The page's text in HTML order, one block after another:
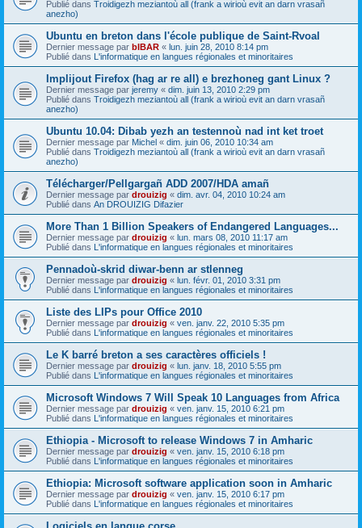
Publié dans Troidigezh meziantoù all (frank a wirioù evit an darn vrasañ
anezho)
Ubuntu en breton dans l'école publique de Saint-Rvoal
Dernier message par bIBAR « lun. juin 28, 2010 8:14 pm
Publié dans L'informatique en langues régionales et minoritaires
Implijout Firefox (hag ar re all) e brezhoneg gant Linux ?
Dernier message par jeremy « dim. juin 13, 2010 2:29 pm
Publié dans Troidigezh meziantoù all (frank a wirioù evit an darn vrasañ
anezho)
Ubuntu 10.04: Dibab yezh an testennoù nad int ket troet
Dernier message par Michel « dim. juin 06, 2010 10:34 am
Publié dans Troidigezh meziantoù all (frank a wirioù evit an darn vrasañ
anezho)
Télécharger/Pellgargañ ADD 2007/HDA amañ
Dernier message par drouizig « dim. avr. 04, 2010 10:24 am
Publié dans An DROUIZIG Difazier
More Than 1 Billion Speakers of Endangered Languages...
Dernier message par drouizig « lun. mars 08, 2010 11:17 am
Publié dans L'informatique en langues régionales et minoritaires
Pennadoù-skrid diwar-benn ar stlenneg
Dernier message par drouizig « lun. févr. 01, 2010 3:31 pm
Publié dans L'informatique en langues régionales et minoritaires
Liste des LIPs pour Office 2010
Dernier message par drouizig « ven. janv. 22, 2010 5:35 pm
Publié dans L'informatique en langues régionales et minoritaires
Le K barré breton a ses caractères officiels !
Dernier message par drouizig « lun. janv. 18, 2010 5:55 pm
Publié dans L'informatique en langues régionales et minoritaires
Microsoft Windows 7 Will Speak 10 Languages from Africa
Dernier message par drouizig « ven. janv. 15, 2010 6:21 pm
Publié dans L'informatique en langues régionales et minoritaires
Ethiopia - Microsoft to release Windows 7 in Amharic
Dernier message par drouizig « ven. janv. 15, 2010 6:18 pm
Publié dans L'informatique en langues régionales et minoritaires
Ethiopia: Microsoft software application soon in Amharic
Dernier message par drouizig « ven. janv. 15, 2010 6:17 pm
Publié dans L'informatique en langues régionales et minoritaires
Logiciels en langue corse